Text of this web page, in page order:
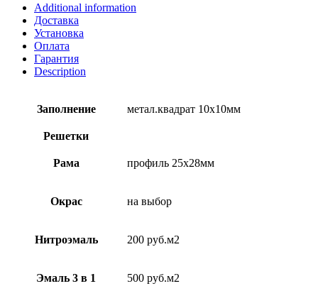
Additional information
Доставка
Установка
Оплата
Гарантия
Description
Заполнение метал.квадрат 10х10мм
Решетки
Рама профиль 25х28мм
Окрас на выбор
Нитроэмаль 200 руб.м2
Эмаль 3 в 1 500 руб.м2